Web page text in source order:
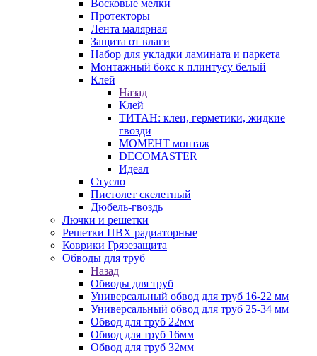
Восковые мелки
Протекторы
Лента малярная
Защита от влаги
Набор для укладки ламината и паркета
Монтажный бокс к плинтусу белый
Клей
Назад
Клей
ТИТАН: клеи, герметики, жидкие
гвозди
МОМЕНТ монтаж
DECOMASTER
Идеал
Стусло
Пистолет скелетный
Дюбель-гвоздь
Лючки и решетки
Решетки ПВХ радиаторные
Коврики Грязезащита
Обводы для труб
Назад
Обводы для труб
Универсальный обвод для труб 16-22 мм
Универсальный обвод для труб 25-34 мм
Обвод для труб 22мм
Обвод для труб 16мм
Обвод для труб 32мм